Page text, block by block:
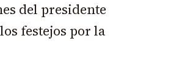
del presidente
festejos por la